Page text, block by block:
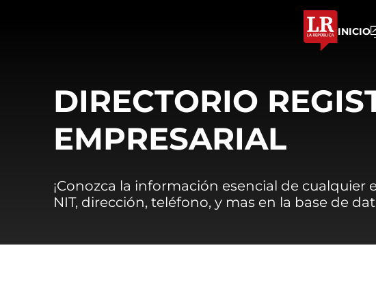
INICIO
DIRECTORIO
EMPRESARIAL
¡Conozca la información esencial de
NIT, dirección, teléfono, y mas en la base de